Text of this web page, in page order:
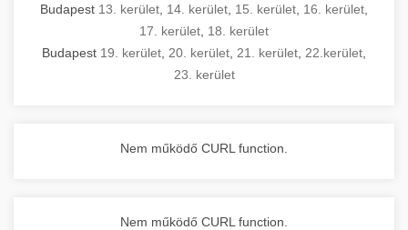
Budapest 13. kerület 14. kerület 15. kerület 16. kerület
17. kerület 18. kerület
Budapest 19. kerület 20. kerület 21. kerület 22.kerület
23. kerület
Nem működő CURL function.
Nem működő CURL function.